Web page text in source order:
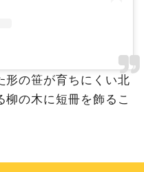
形の笹が育ちにくい北
の木に短冊を飾るこ